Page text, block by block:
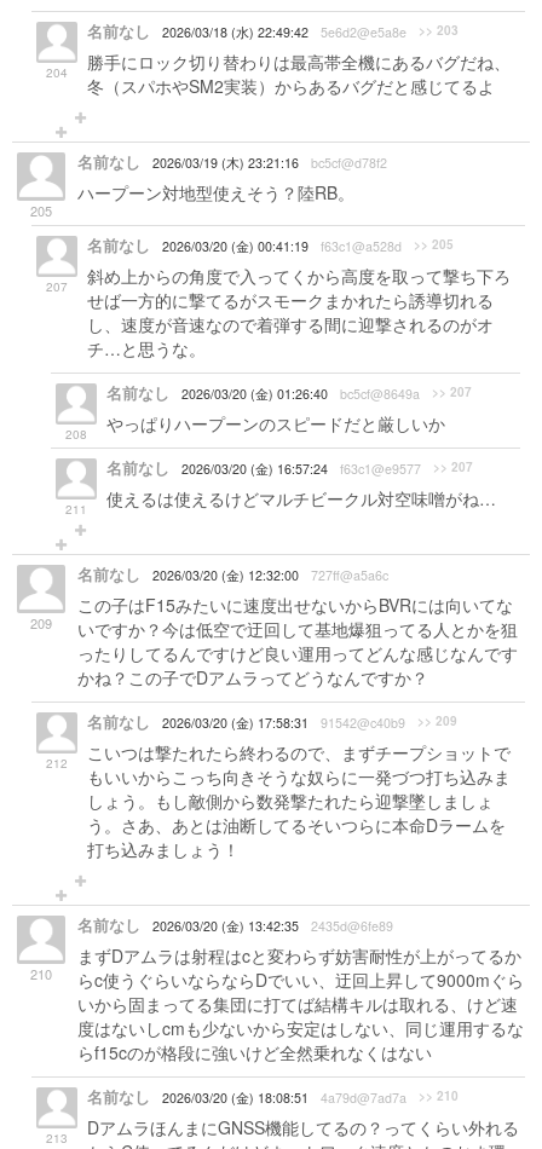
204
名前なし 2026/03/18 (水) 22:49:42 5e6d2@e5a8e >> 203
勝手にロック切り替わりは最高帯全機にあるバグだね、
冬（スパホやSM2実装）からあるバグだと感じてるよ
205
名前なし 2026/03/19 (木) 23:21:16 bc5cf@d78f2
ハープーン対地型使えそう？陸RB。
207
名前なし 2026/03/20 (金) 00:41:19 f63c1@a528d >> 205
斜め上からの角度で入ってくから高度を取って撃ち下ろ
せば一方的に撃てるがスモークまかれたら誘導切れる
し、速度が音速なので着弾する間に迎撃されるのがオ
チ…と思うな。
208
名前なし 2026/03/20 (金) 01:26:40 bc5cf@8649a >> 207
やっぱりハープーンのスピードだと厳しいか
211
名前なし 2026/03/20 (金) 16:57:24 f63c1@e9577 >> 207
使えるは使えるけどマルチビークル対空味噌がね…
209
名前なし 2026/03/20 (金) 12:32:00 727ff@a5a6c
この子はF15みたいに速度出せないからBVRには向いてな
いですか？今は低空で迂回して基地爆狙ってる人とかを狙
ったりしてるんですけど良い運用ってどんな感じなんです
かね？この子でDアムラってどうなんですか？
212
名前なし 2026/03/20 (金) 17:58:31 91542@c40b9 >> 209
こいつは撃たれたら終わるので、まずチープショットで
もいいからこっち向きそうな奴らに一発づつ打ち込みま
しょう。もし敵側から数発撃たれたら迎撃墜しましょ
う。さあ、あとは油断してるそいつらに本命Dラームを
打ち込みましょう！
210
名前なし 2026/03/20 (金) 13:42:35 2435d@6fe89
まずDアムラは射程はcと変わらず妨害耐性が上がってるか
らc使うぐらいならならDでいい、迂回上昇して9000mぐら
いから固まってる集団に打てば結構キルは取れる、けど速
度はないしcmも少ないから安定はしない、同じ運用するな
らf15cのが格段に強いけど全然乗れなくはない
213
名前なし 2026/03/20 (金) 18:08:51 4a79d@7ad7a >> 210
DアムラほんまにGNSS機能してるの？ってくらい外れる